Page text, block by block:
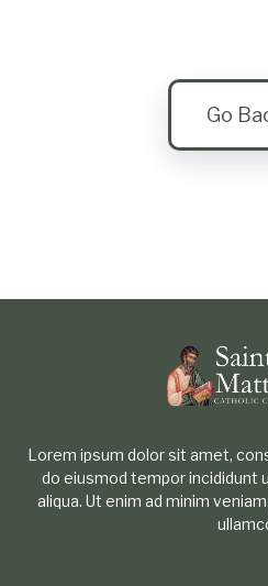
Go
Lorem ipsum dolor sit amet,
do eiusmod tempor incididunt
aliqua. Ut enim ad minim